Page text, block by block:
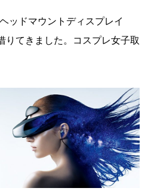
ッドマウントディスプレイ
てきました。 コスプレ女子取